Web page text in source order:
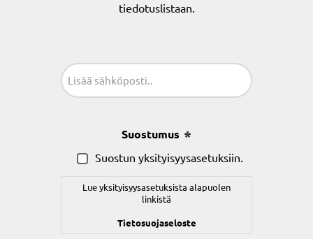
tiedotuslistaan.
Suostumus
Suostun yksityisyysasetuksiin.
Lue yksityisyysasetuksista alapuolen
linkistä
Tietosuojaseloste